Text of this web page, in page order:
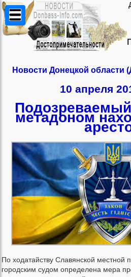
Новости Донецкой области
10 апреля
метадоном
По ходатайству Славянской местной
городским судом определена мера